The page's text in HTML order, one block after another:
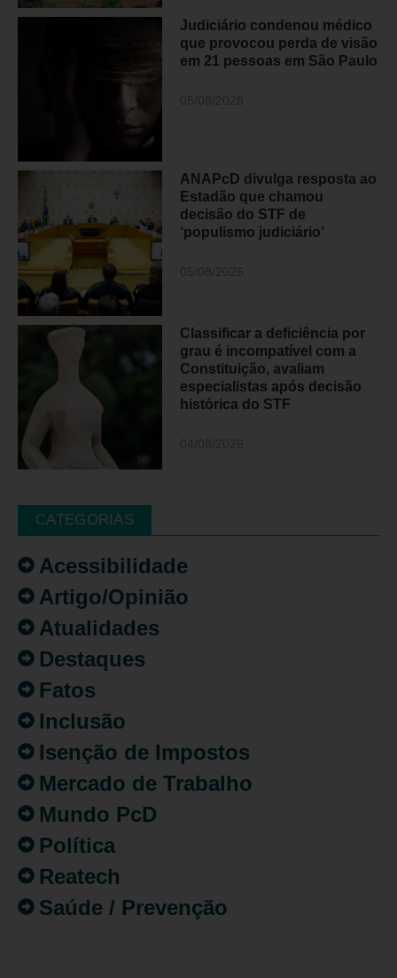
Judiciário condenou médico
que provocou perda de visão
em 21 pessoas em São Paulo
ANAPcD divulga resposta ao
Estadão que chamou
decisão do STF de
‘populismo judiciário’
Classificar a deficiência por
grau é incompatível com a
Constituição, avaliam
especialistas após decisão
histórica do STF
CATEGORIAS
Acessibilidade
Artigo/Opinião
Atualidades
Destaques
Fatos
Inclusão
Isenção de Impostos
Mercado de Trabalho
Mundo PcD
Política
Reatech
Saúde / Prevenção